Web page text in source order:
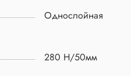
Однослойная
280 Н/50мм